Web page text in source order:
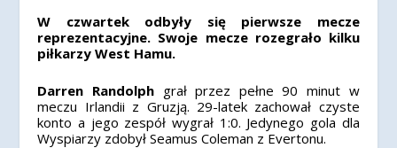
W czwartek odbyły się pierwsze mecze
reprezentacyjne. Swoje mecze rozegrało kilku
piłkarzy West Hamu.
Darren Randolph grał przez pełne 90 minut w
meczu Irlandii z Gruzją. 29-latek zachował czyste
konto a jego zespół wygrał 1:0. Jedynego gola dla
Wyspiarzy zdobył Seamus Coleman z Evertonu.